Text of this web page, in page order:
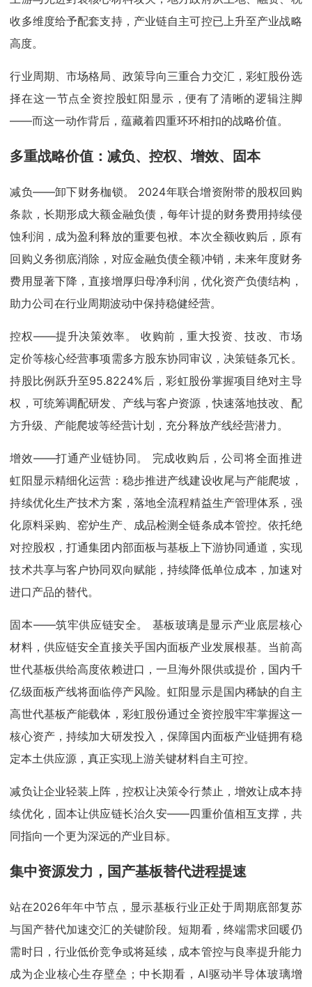
收多维度给予配套支持，产业链自主可控已上升至产业战略
高度。
行业周期、市场格局、政策导向三重合力交汇，彩虹股份选
择在这一节点全资控股虹阳显示，便有了清晰的逻辑注脚
——而这一动作背后，蕴藏着四重环环相扣的战略价值。
多重战略价值：减负、控权、增效、固本
减负——卸下财务枷锁。 2024年联合增资附带的股权回购
条款，长期形成大额金融负债，每年计提的财务费用持续侵
蚀利润，成为盈利释放的重要包袱。本次全额收购后，原有
回购义务彻底消除，对应金融负债全额冲销，未来年度财务
费用显著下降，直接增厚归母净利润，优化资产负债结构，
助力公司在行业周期波动中保持稳健经营。
控权——提升决策效率。 收购前，重大投资、技改、市场
定价等核心经营事项需多方股东协同审议，决策链条冗长。
持股比例跃升至95.8224%后，彩虹股份掌握项目绝对主导
权，可统筹调配研发、产线与客户资源，快速落地技改、配
方升级、产能爬坡等经营计划，充分释放产线经营潜力。
增效——打通产业链协同。 完成收购后，公司将全面推进
虹阳显示精细化运营：稳步推进产线建设收尾与产能爬坡，
持续优化生产技术方案，落地全流程精益生产管理体系，强
化原料采购、窑炉生产、成品检测全链条成本管控。依托绝
对控股权，打通集团内部面板与基板上下游协同通道，实现
技术共享与客户协同双向赋能，持续降低单位成本，加速对
进口产品的替代。
固本——筑牢供应链安全。 基板玻璃是显示产业底层核心
材料，供应链安全直接关乎国内面板产业发展根基。当前高
世代基板供给高度依赖进口，一旦海外限供或提价，国内千
亿级面板产线将面临停产风险。虹阳显示是国内稀缺的自主
高世代基板产能载体，彩虹股份通过全资控股牢牢掌握这一
核心资产，持续加大研发投入，保障国内面板产业链拥有稳
定本土供应源，真正实现上游关键材料自主可控。
减负让企业轻装上阵，控权让决策令行禁止，增效让成本持
续优化，固本让供应链长治久安——四重价值相互支撑，共
同指向一个更为深远的产业目标。
集中资源发力，国产基板替代进程提速
站在2026年年中节点，显示基板行业正处于周期底部复苏
与国产替代加速交汇的关键阶段。短期看，终端需求回暖仍
需时日，行业低价竞争或将延续，成本管控与良率提升能力
成为企业核心生存壁垒；中长期看，AI驱动半导体玻璃增